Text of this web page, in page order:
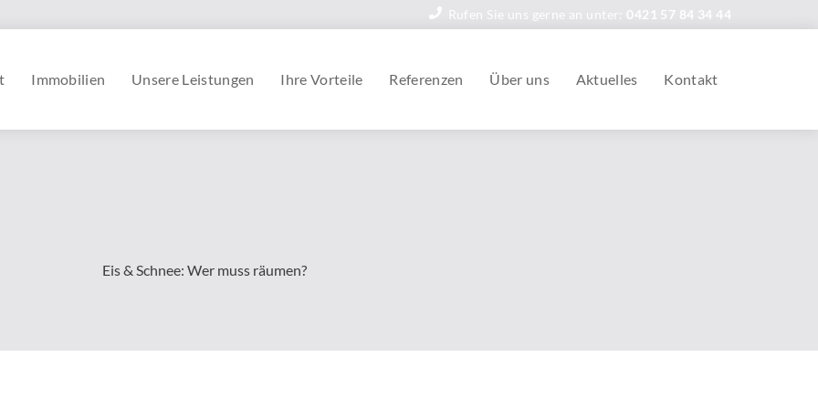
Rufen Sie uns gerne an unter: 0421 57 84 34 44
Immobilien Unsere Leistungen Ihre Vorteile Referenzen Über uns Aktuelles Kontakt
Eis & Schnee: Wer muss räumen?